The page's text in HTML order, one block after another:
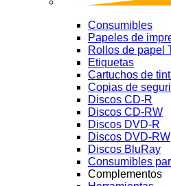
Consumibles
Papeles de
Rollos de papel
Etiquetas
Cartuchos de
Copias de
Discos CD-R
Discos CD-RW
Discos DVD-R
Discos DVD-RW
Discos BluRay
Consumibles
Complementos